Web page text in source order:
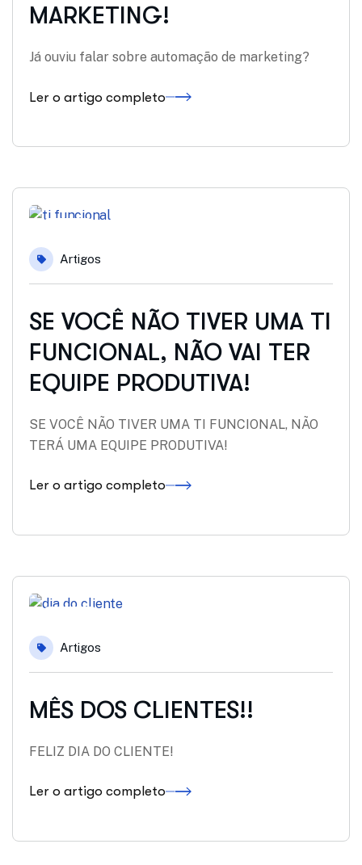
MARKETING!
Já ouviu falar sobre automação de marketing?
Ler o artigo completo
set
Artigos
SE VOCÊ NÃO TIVER UMA TI
FUNCIONAL, NÃO VAI TER
EQUIPE PRODUTIVA!
SE VOCÊ NÃO TIVER UMA TI FUNCIONAL, NÃO
TERÁ UMA EQUIPE PRODUTIVA!
Ler o artigo completo
set
Artigos
MÊS DOS CLIENTES!!
FELIZ DIA DO CLIENTE!
Ler o artigo completo